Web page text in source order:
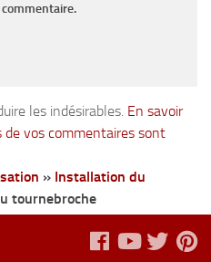
les indésirables. En savoir
de vos commentaires sont
» Installation du
tournebroche